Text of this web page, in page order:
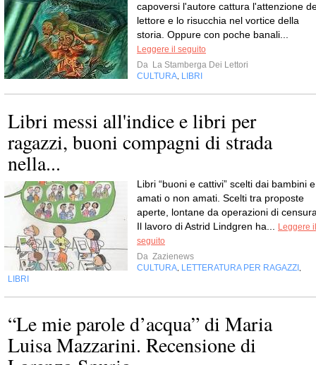
capoversi l'autore cattura l'attenzione
lettore e lo risucchia nel vortice della
storia. Oppure con poche banali...
Leggere il seguito
Da La Stamberga Dei Lettori
CULTURA, LIBRI
Libri messi all'indice e libri per
ragazzi, buoni compagni di strada
nella...
Libri “buoni e cattivi” scelti dai bambini e
amati o non amati. Scelti tra proposte
aperte, lontane da operazioni di
Il lavoro di Astrid Lindgren ha... Leggere il
seguito
Da Zazienews
CULTURA, LETTERATURA PER RAGAZZI ,
LIBRI
“Le mie parole d’acqua” di Maria
Luisa Mazzarini. Recensione di